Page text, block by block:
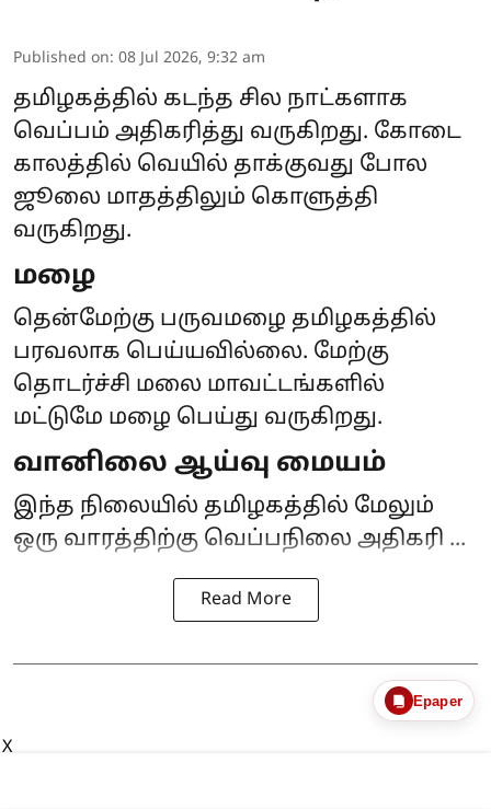
Published on: 08 Jul 2026, 9:32 am
தமிழகத்தில் கடந்த சில நாட்களாக
வெப்பம் அதிகரித்து வருகிறது. கோடை
காலத்தில் வெயில் தாக்குவது போல
ஜூலை மாதத்திலும் கொளுத்தி
வருகிறது.
மழை
தென்மேற்கு பருவமழை தமிழகத்தில்
பரவலாக பெய்யவில்லை. மேற்கு
தொடர்ச்சி மலை மாவட்டங்களில்
மட்டுமே மழை பெய்து வருகிறது.
வானிலை ஆய்வு மையம்
இந்த நிலையில் தமிழகத்தில் மேலும்
ஒரு வாரத்திற்கு வெப்பநிலை அதிகரி ...
Read More
Epaper
X